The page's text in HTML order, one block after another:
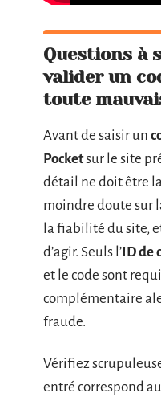
Questions à
valider un
toute
Avant de saisir un
Pocketsur le site
détail ne doit être
moindre doute sur
la fiabilité du site,
d’agir. Seuls l’ID de
et le code sont
complémentaire
fraude.
Vérifiez
entré correspond